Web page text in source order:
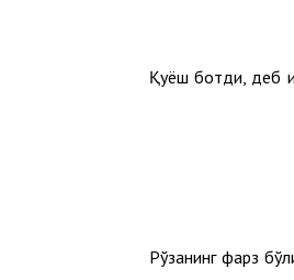
Қуёш ботди, деб
Рўзанинг фарз